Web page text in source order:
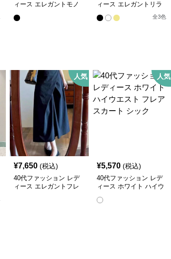
ィース エレガントモノ
ィース エレガントリラ
全3色
人気
¥7,650 (税込)
40代ファッション レデ
ィース エレガントフレ
人気
¥5,570 (税込)
40代ファッション レデ
ィース ホワイト ハイウ
シック